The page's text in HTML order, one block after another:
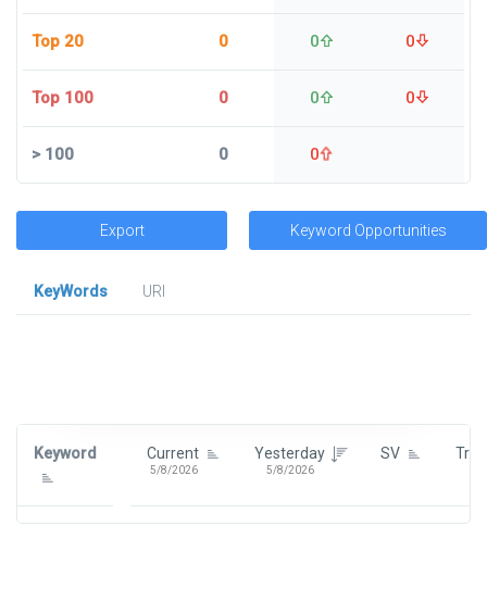
Top 20 0 0 0
Top 100 0 0 0
>100 0 0
Export Keyword Opportunities
KeyWords
URl
Keyword Current
5/8/2026
Yesterday
5/8/2026
SV